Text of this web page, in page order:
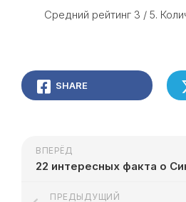
Средний рейтинг 3 / 5.
SHARE
ВПЕРЁД
ПРЕДЫДУЩИЙ